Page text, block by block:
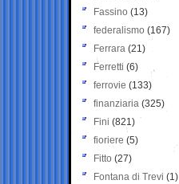
Fassino (13)
federalismo (167)
Ferrara (21)
Ferretti (6)
ferrovie (133)
finanziaria (325)
Fini (821)
fioriere (5)
Fitto (27)
Fontana di Trevi (1)